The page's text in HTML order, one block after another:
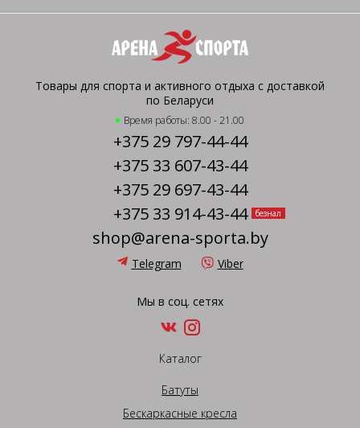
Товары для спорта и активного отдыха с доставкой
по Беларуси
Время работы: 8.00 - 21.00
+375 29 797-44-44
+375 33 607-43-44
+375 29 697-43-44
+375 33 914-43-44
безнал
shop@arena-sporta.by
Telegram Viber
Мы в соц. сетях
Каталог
Батуты
Бескаркасные кресла